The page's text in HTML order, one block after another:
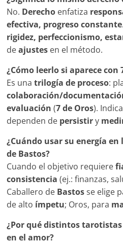
No. Derecho enfatiza
efectiva, progreso constante.
rigidez, perfeccionismo,
deajustes en el método.
¿Cómo leerlo si aparece con
Es unatrilogía de proceso:
colaboración/
evaluación (7 de Oros).
dependen de persistiry
¿Cuándo usar su energía
de Bastos?
Cuando el objetivo requiere
consistencia (ej.: finanzas,
Caballero de Bastosse elige
de alto ímpetu; Oros, para
¿Por qué distintos
en el amor?